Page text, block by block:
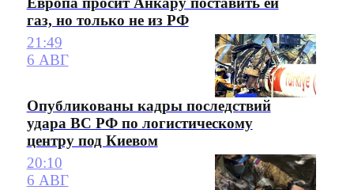
газ, но только не из РФ
21:49
6 АВГ
Опубликованы кадры последствий
удара ВС РФ по логистическому
центру под Киевом
20:10
6 АВГ